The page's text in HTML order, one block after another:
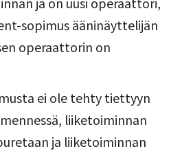
sopimus ääninäyttelijän
operaattorin on
ei ole tehty tiettyyn
liiketoiminnan
ja liiketoiminnan